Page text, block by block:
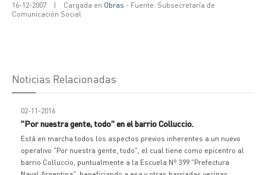
16-12-2007 | Cargada en Obras - Fuente: Subsecretaría de
Comunicación Social
Noticias Relacionadas
02-11-2016
"Por nuestra gente, todo" en el barrio Colluccio.
Está en marcha todos los aspectos previos inherentes a un nuevo
operativo "Por nuestra gente, todo", el cual tiene como epicentro al
barrio Colluccio, puntualmente a la Escuela Nº 399 "Prefectura